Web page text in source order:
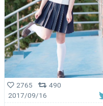
2765
490
2017/09/16